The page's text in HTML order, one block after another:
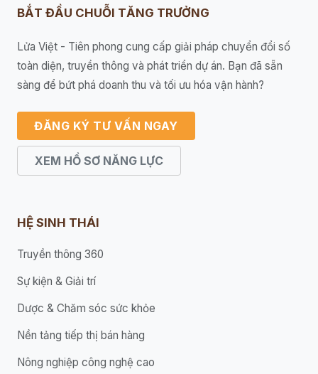
BẮT ĐẦU CHUỖI TĂNG TRƯỞNG
Lửa Việt - Tiên phong cung cấp giải pháp chuyển đổi số
toàn diện, truyền thông và phát triển dự án. Bạn đã sẵn
sàng để bứt phá doanh thu và tối ưu hóa vận hành?
ĐĂNG KÝ TƯ VẤN NGAY
XEM HỒ SƠ NĂNG LỰC
HỆ SINH THÁI
Truyền thông 360
Sự kiện & Giải trí
Dược & Chăm sóc sức khỏe
Nền tảng tiếp thị bán hàng
Nông nghiệp công nghệ cao